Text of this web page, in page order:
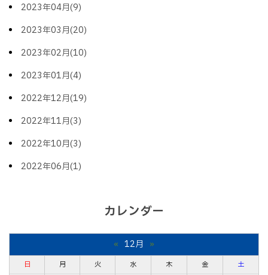
2023年04月(9)
2023年03月(20)
2023年02月(10)
2023年01月(4)
2022年12月(19)
2022年11月(3)
2022年10月(3)
2022年06月(1)
カレンダー
« 12月 »
日 月 火 水 木 金 土